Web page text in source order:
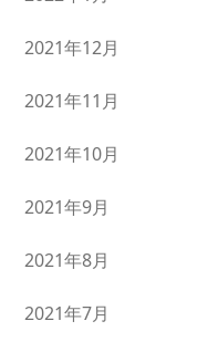
2021年12月
2021年11月
2021年10月
2021年9月
2021年8月
2021年7月